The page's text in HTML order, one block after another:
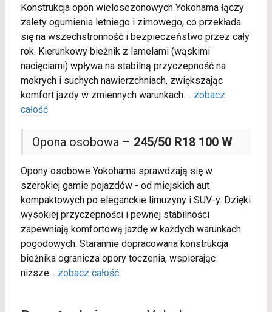
Konstrukcja opon wielosezonowych Yokohama łączy
zalety ogumienia letniego i zimowego, co przekłada
się na wszechstronność i bezpieczeństwo przez cały
rok. Kierunkowy bieżnik z lamelami (wąskimi
nacięciami) wpływa na stabilną przyczepność na
mokrych i suchych nawierzchniach, zwiększając
komfort jazdy w zmiennych warunkach.... zobacz
całość
Opona osobowa – 245/50 R18 100 W
Opony osobowe Yokohama sprawdzają się w
szerokiej gamie pojazdów - od miejskich aut
kompaktowych po eleganckie limuzyny i SUV-y. Dzięki
wysokiej przyczepności i pewnej stabilności
zapewniają komfortową jazdę w każdych warunkach
pogodowych. Starannie dopracowana konstrukcja
bieżnika ogranicza opory toczenia, wspierając
niższe... zobacz całość